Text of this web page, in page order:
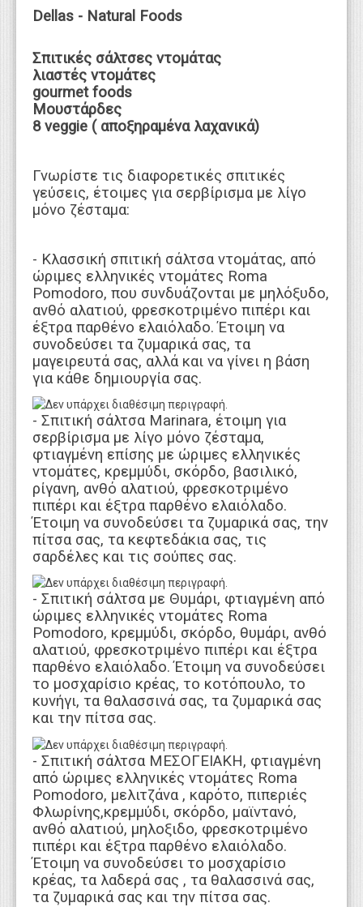
Dellas - Natural Foods
Σπιτικές σάλτσες ντομάτας
λιαστές ντομάτες
gourmet foods
Μουστάρδες
8 veggie ( αποξηραμένα λαχανικά)
Γνωρίστε τις διαφορετικές σπιτικές
γεύσεις, έτοιμες για σερβίρισμα με λίγο
μόνο ζέσταμα:
- Κλασσική σπιτική σάλτσα ντομάτας, από
ώριμες ελληνικές ντομάτες Roma
Pomodoro, που συνδυάζονται με μηλόξυδο,
ανθό αλατιού, φρεσκοτριμένο πιπέρι και
έξτρα παρθένο ελαιόλαδο. Έτοιμη να
συνοδεύσει τα ζυμαρικά σας, τα
μαγειρευτά σας, αλλά και να γίνει η βάση
για κάθε δημιουργία σας.
- Σπιτική σάλτσα Marinara, έτοιμη για
σερβίρισμα με λίγο μόνο ζέσταμα,
φτιαγμένη επίσης με ώριμες ελληνικές
ντομάτες, κρεμμύδι, σκόρδο, βασιλικό,
ρίγανη, ανθό αλατιού, φρεσκοτριμένο
πιπέρι και έξτρα παρθένο ελαιόλαδο.
Έτοιμη να συνοδεύσει τα ζυμαρικά σας, την
πίτσα σας, τα κεφτεδάκια σας, τις
σαρδέλες και τις σούπες σας.
- Σπιτική σάλτσα με Θυμάρι, φτιαγμένη από
ώριμες ελληνικές ντομάτες Roma
Pomodoro, κρεμμύδι, σκόρδο, θυμάρι, ανθό
αλατιού, φρεσκοτριμένο πιπέρι και έξτρα
παρθένο ελαιόλαδο. Έτοιμη να συνοδεύσει
το μοσχαρίσιο κρέας, το κοτόπουλο, το
κυνήγι, τα θαλασσινά σας, τα ζυμαρικά σας
και την πίτσα σας.
- Σπιτική σάλτσα ΜΕΣΟΓΕΙΑΚΗ, φτιαγμένη
από ώριμες ελληνικές ντομάτες Roma
Pomodoro, μελιτζάνα , καρότο, πιπεριές
Φλωρίνης,κρεμμύδι, σκόρδο, μαϊντανό,
ανθό αλατιού, μηλοξιδο, φρεσκοτριμένο
πιπέρι και έξτρα παρθένο ελαιόλαδο.
Έτοιμη να συνοδεύσει το μοσχαρίσιο
κρέας, τα λαδερά σας , τα θαλασσινά σας,
τα ζυμαρικά σας και την πίτσα σας.